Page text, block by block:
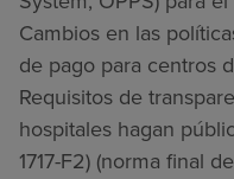
Cambios en las
de pago para centros
Requisitos de
hospitales hagan
1717-F2) (norma final